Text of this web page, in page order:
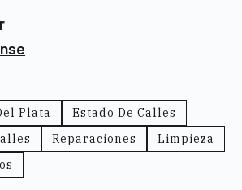
Plata
Estado De Calles
Reparaciones
Limpieza